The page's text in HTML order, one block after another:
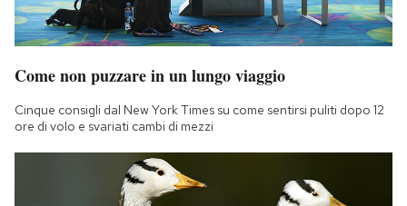
Come non puzzare in un lungo viaggio
Cinque consigli dal New York Times su come sentirsi puliti dopo 12
ore di volo e svariati cambi di mezzi